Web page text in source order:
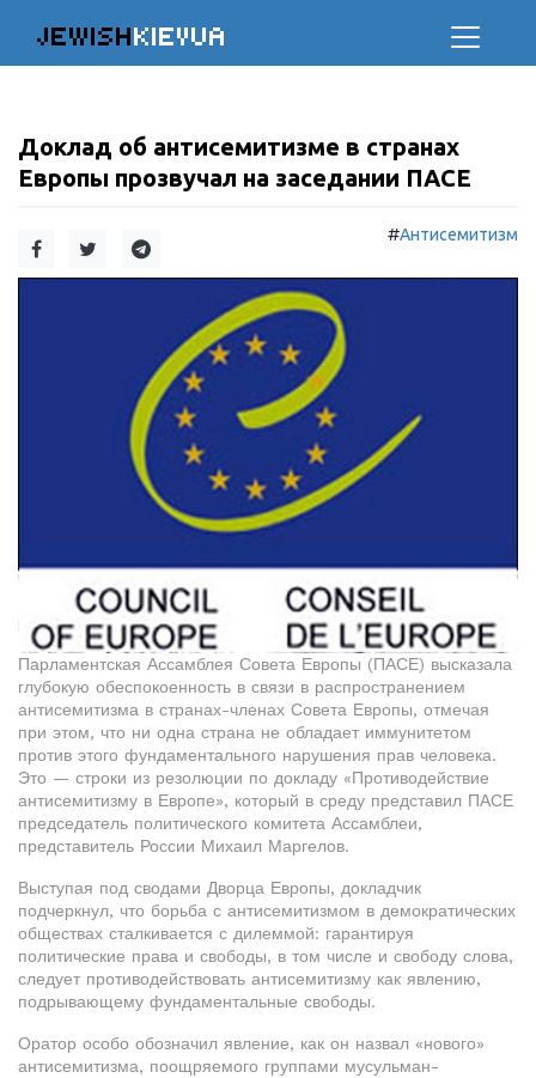
JEWISHKIEVUA
Доклад об антисемитизме в странаx
Европы прозвучал на заседании ПАСЕ
#Антисемитизм
Парламентская Ассамблея Совета Европы (ПАСЕ) высказала
глубокую обеспокоенность в связи в распространением
антисемитизма в странах-членах Совета Европы, отмечая
при этом, что ни одна страна не обладает иммунитетом
против этого фундаментального нарушения прав человека.
Это — строки из резолюции по докладу «Противодействие
антисемитизму в Европе», который в среду представил ПАСЕ
председатель политического комитета Ассамблеи,
представитель России Михаил Маргелов.
Выступая под сводами Дворца Европы, докладчик
подчеркнул, что борьба с антисемитизмом в демократических
обществах сталкивается с дилеммой: гарантируя
политические права и свободы, в том числе и свободу слова,
следует противодействовать антисемитизму как явлению,
подрывающему фундаментальные свободы.
Оратор особо обозначил явление, как он назвал «нового»
антисемитизма, поощряемого группами мусульман-